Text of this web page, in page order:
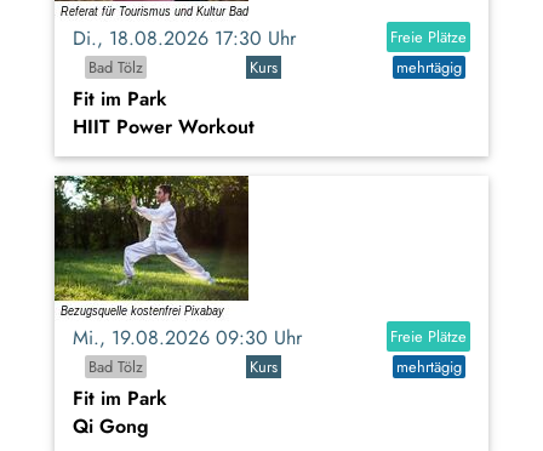
Di., 18.08.2026 17:30 Uhr
Freie Plätze
Bad Tölz
Kurs mehrtägig
Fit im Park
HIIT Power Workout
Mi., 19.08.2026 09:30 Uhr
Freie Plätze
Bad Tölz
Kurs mehrtägig
Fit im Park
Qi Gong